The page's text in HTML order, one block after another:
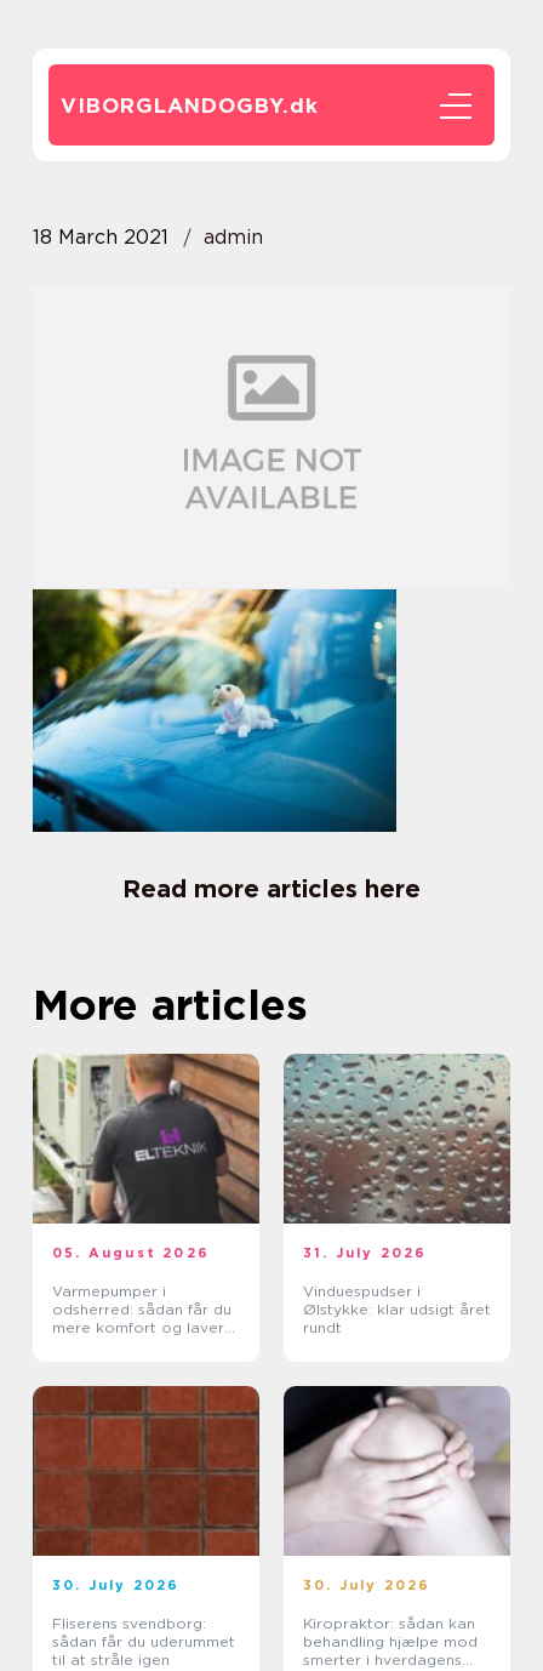
VIBORGLANDOGBY.dk
18 March 2021 admin
Read more articles here
More articles
05. August 2026
Varmepumper i
odsherred: sådan får du
mere komfort og lavere
31. July 2026
Vinduespudser i
Ølstykke: klar udsigt året
rundt
30. July 2026
Fliserens svendborg:
sådan får du uderummet
til at stråle igen
30. July 2026
Kiropraktor: sådan kan
behandling hjælpe mod
smerter i hverdagens